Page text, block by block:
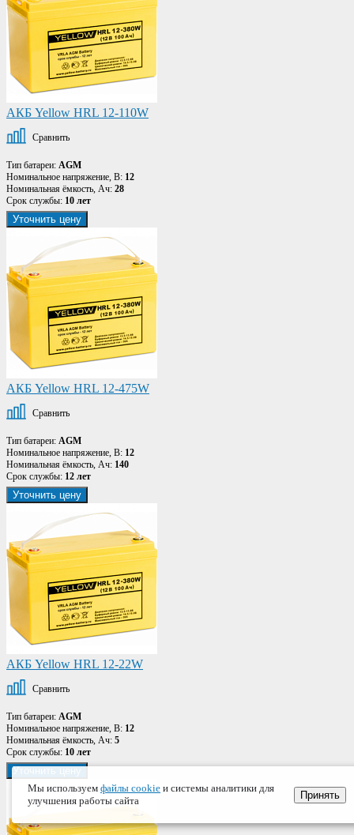
АКБ Yellow HRL 12-110W
Сравнить
Тип батареи: AGM
Номинальное напряжение, В: 12
Номинальная ёмкость, Ач: 28
Срок службы: 10 лет
Уточнить цену
АКБ Yellow HRL 12-475W
Сравнить
Тип батареи: AGM
Номинальное напряжение, В: 12
Номинальная ёмкость, Ач: 140
Срок службы: 12 лет
Уточнить цену
АКБ Yellow HRL 12-22W
Сравнить
Тип батареи: AGM
Номинальное напряжение, В: 12
Номинальная ёмкость, Ач: 5
Срок службы: 10 лет
Уточнить цену
Мы используем файлы cookie и системы аналитики для
улучшения работы сайта
Принять